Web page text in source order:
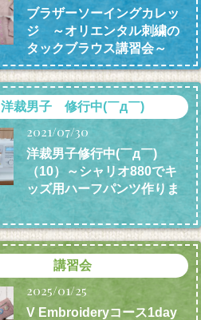
ブラザーソーイングカレッ
ジ ～オリエンタル刺繍の
タックブラウス講習会～
洋裁男子 修行中(￣д￣)
2021/07/30
洋裁男子修行中(￣д￣)
（10）～シャリオ880でキ
ッズ用ハーフパンツ作りま
講習会
2025/01/25
V Embroideryコース1day